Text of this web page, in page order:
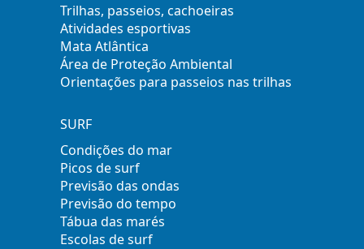
Trilhas, passeios, cachoeiras
Atividades esportivas
Mata Atlântica
Área de Proteção Ambiental
Orientações para passeios nas trilhas
SURF
Condições do mar
Picos de surf
Previsão das ondas
Previsão do tempo
Tábua das marés
Escolas de surf